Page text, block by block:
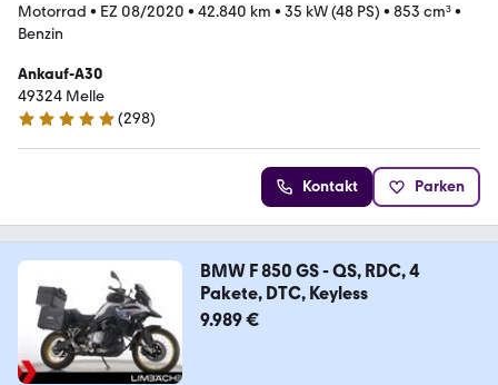
Motorrad • EZ 08/2020 • 42.840 km • 35 kW (48 PS) • 853 cm³•
Benzin
Ankauf-A30
49324 Melle
4.8 Sterne
(298)
Kontakt Parken
BMW F 850 GS - QS, RDC, 4
Pakete, DTC, Keyless
9.989 €